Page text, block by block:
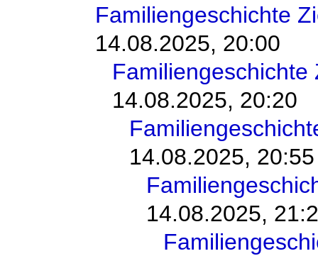
Familiengeschichte
14.08.2025, 20:00
Familiengeschichte
14.08.2025, 20:20
14.08.2025, 20:55
14.08.2025,